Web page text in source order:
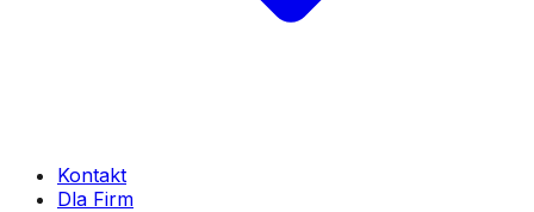
Kontakt
Dla Firm